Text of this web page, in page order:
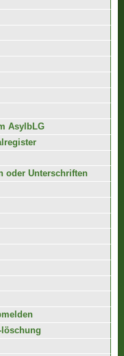
AsylbLG
oder Unterschriften